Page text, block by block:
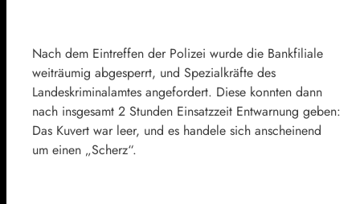
Nach dem Eintreffen der Polizei wurde die Bankfiliale
weiträumig abgesperrt, und Spezialkräfte des
Landeskriminalamtes angefordert. Diese konnten dann
nach insgesamt 2 Stunden Einsatzzeit Entwarnung geben:
Das Kuvert war leer, und es handele sich anscheinend
um einen „Scherz“.